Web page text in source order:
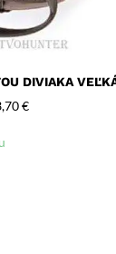
DIVIAKA
€